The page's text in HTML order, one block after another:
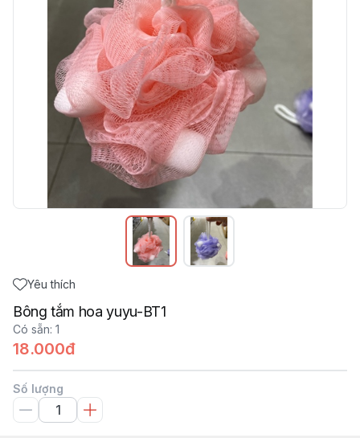
Yêu thích
Bông tắm hoa yuyu-BT1
Có sẵn: 1
18.000đ
Số lượng